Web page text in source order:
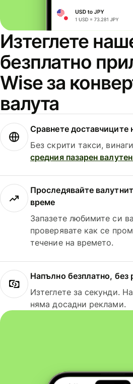
Изтеглете
безплатно
Wise за
валута
Сравнете доставчиците
Без скрити такси,
средния пазарен
Проследявайте
време
Запазете любимите си
проверявате как се
течение на времето.
Напълно безплатно, без
Изтеглете за секунди.
няма досадни реклами.